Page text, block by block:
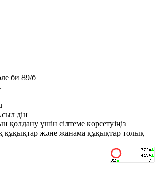
би 89/б
дін
қолдану үшін сілтеме көрсетуіңіз
құқықтар және жанама құқықтар толық